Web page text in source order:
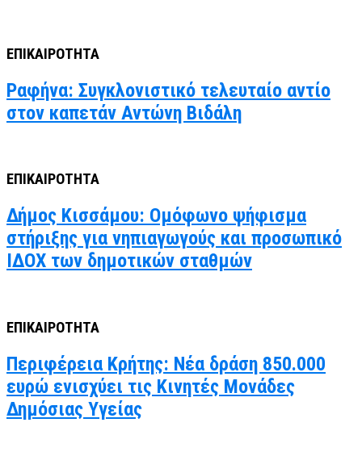
ΕΠΙΚΑΙΡΟΤΗΤΑ
Ραφήνα: Συγκλονιστικό τελευταίο αντίο
στον καπετάν Αντώνη Βιδάλη
ΕΠΙΚΑΙΡΟΤΗΤΑ
Δήμος Κισσάμου: Ομόφωνο ψήφισμα
στήριξης για νηπιαγωγούς και προσωπικό
ΙΔΟΧ των δημοτικών σταθμών
ΕΠΙΚΑΙΡΟΤΗΤΑ
Περιφέρεια Κρήτης: Νέα δράση 850.000
ευρώ ενισχύει τις Κινητές Μονάδες
Δημόσιας Υγείας